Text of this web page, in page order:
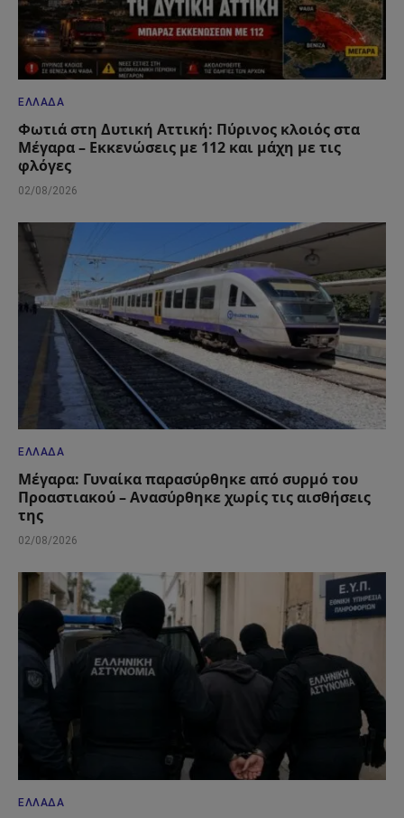
ΕΛΛΆΔΑ
Φωτιά στη Δυτική Αττική: Πύρινος κλοιός στα
Μέγαρα – Εκκενώσεις με 112 και μάχη με τις
φλόγες
02/08/2026
ΕΛΛΆΔΑ
Μέγαρα: Γυναίκα παρασύρθηκε από συρμό του
Προαστιακού – Ανασύρθηκε χωρίς τις αισθήσεις
της
02/08/2026
ΕΛΛΆΔΑ